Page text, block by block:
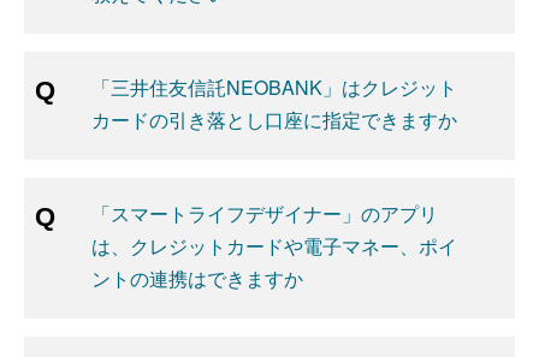
「三井住友信託NEOBANK」はクレジット
カードの引き落とし口座に指定できますか
「スマートライフデザイナー」のアプリ
は、クレジットカードや電子マネー、ポイ
ントの連携はできますか